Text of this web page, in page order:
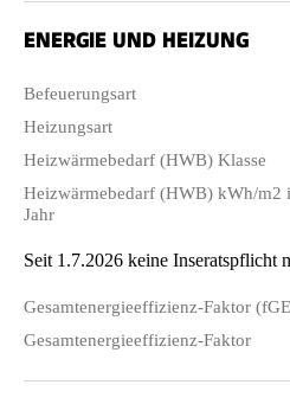
ENERGIE UND HEIZUNG
Befeuerungsart
Heizungsart
Heizwärmebedarf (HWB) Klasse
Heizwärmebedarf (HWB) kWh/m2
Jahr
Seit 1.7.2026 keine Inseratspflicht
Gesamtenergieeffizienz-Faktor
Gesamtenergieeffizienz-Faktor